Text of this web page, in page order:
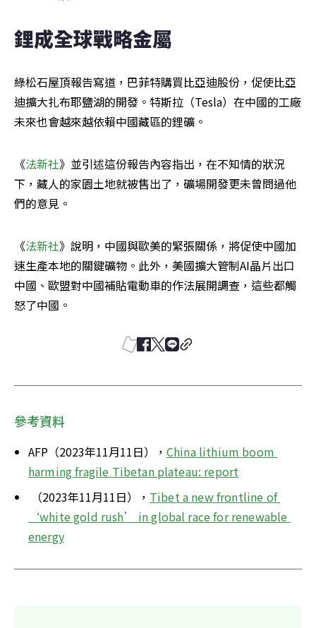
鋰成全球戰略金屬
綠松石屋頂報告寫道，巴菲特購買比亞迪股份，促使比亞
迪擴大扎布耶鹽湖的開發。特斯拉（Tesla）在中國的工廠
未來也會越來越依賴中國藏區的鋰礦。
《法新社》並引述這份報告內容指出，在不知情的狀況
下，藏人的家園土地就被售出了，礦場開發更未曾問過他
們的意見。
《法新社》說明，中國與歐美的緊張關係，將促使中國加
速生產本地的關鍵礦物。此外，美國擴大管制AI晶片出口
中國、歐盟對中國補貼電動車的作法展開調查，這些都觸
怒了中國。
參考資料
AFP（2023年11月11日）， China lithium boom
harming fragile Tibetan plateau: report
（2023年11月11日）， Tibet a new frontline of
‘white gold rush’ in global race for renewable
energy